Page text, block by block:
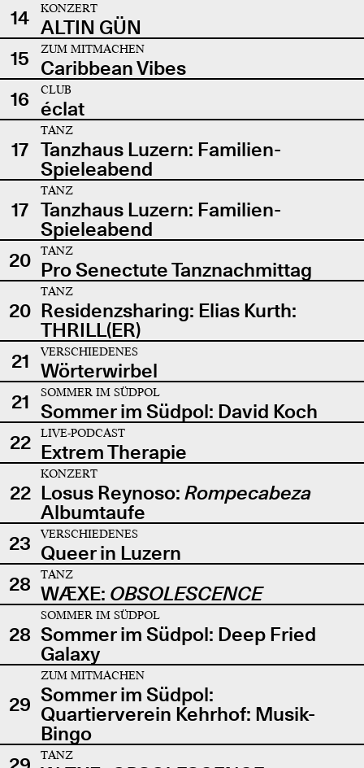
14
KONZERT
ALTIN GÜN
15
ZUM MITMACHEN
Caribbean Vibes
16
CLUB
éclat
17
TANZ
Tanzhaus Luzern: Familien-
Spieleabend
17
TANZ
Tanzhaus Luzern: Familien-
Spieleabend
20
TANZ
Pro Senectute Tanznachmittag
20
TANZ
Residenzsharing: Elias Kurth:
THRILL(ER)
21
VERSCHIEDENES
Wörterwirbel
21
SOMMER IM SÜDPOL
Sommer im Südpol: David Koch
22
LIVE-PODCAST
Extrem Therapie
22
KONZERT
Losus Reynoso: Rompecabeza
Albumtaufe
23
VERSCHIEDENES
Queer in Luzern
28
TANZ
WÆXE: OBSOLESCENCE
28
SOMMER IM SÜDPOL
Sommer im Südpol: Deep Fried
Galaxy
29
ZUM MITMACHEN
Sommer im Südpol:
Quartierverein Kehrhof: Musik-
Bingo
TANZ